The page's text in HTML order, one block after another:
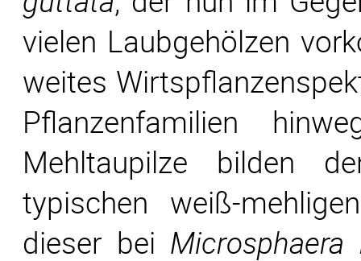
vielen Laubgehölzen
weites
Pflanzenfamilien
Mehltaupilze bilden
typischen weiß-
dieser bei Microsphaera